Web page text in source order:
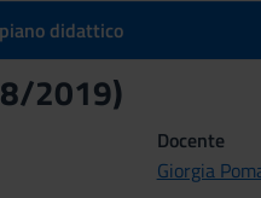
didattico
2019)
Docente
Giorgia